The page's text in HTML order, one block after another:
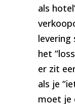
als
het
er zit
als je
moet je